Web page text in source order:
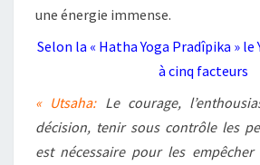
une énergie immense.
Selon la « Hatha Yoga Pradîpika » le
à cinq facteurs
« Utsaha: Le courage,
décision, tenir sous contrôle les
est nécessaire pour les